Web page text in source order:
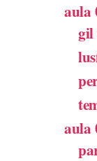
aula
gil
aula